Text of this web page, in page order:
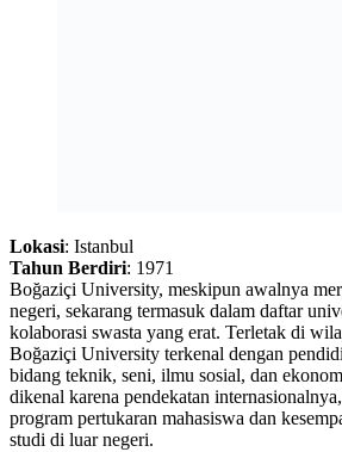
Lokasi: Istanbul
Tahun Berdiri: 1971
Boğaziçi University, meskipun awalnya
negeri, sekarang termasuk dalam daftar
kolaborasi swasta yang erat. Terletak di
Boğaziçi University terkenal dengan
bidang teknik, seni, ilmu sosial, dan
dikenal karena pendekatan
program pertukaran mahasiswa dan
studi di luar negeri.